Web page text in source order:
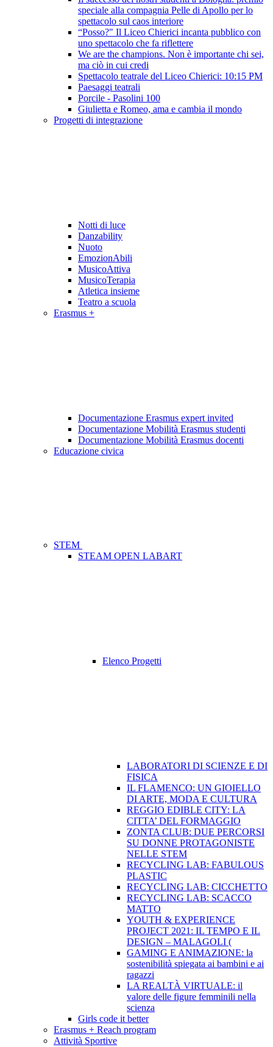
speciale alla compagnia Pelle di Apollo per lo
spettacolo sul caos interiore
“Posso?" Il Liceo Chierici incanta pubblico con
uno spettacolo che fa riflettere
We are the champions. Non è importante chi sei,
ma ciò in cui credi
Spettacolo teatrale del Liceo Chierici: 10:15 PM
Paesaggi teatrali
Porcile - Pasolini 100
Giulietta e Romeo, ama e cambia il mondo
Progetti di integrazione
Notti di luce
Danzability
Nuoto
EmozionAbili
MusicoAttiva
MusicoTerapia
Atletica insieme
Teatro a scuola
Erasmus +
Documentazione Erasmus expert invited
Documentazione Mobilità Erasmus studenti
Documentazione Mobilità Erasmus docenti
Educazione civica
STEM
STEAM OPEN LABART
Elenco Progetti
LABORATORI DI SCIENZE E DI
FISICA
IL FLAMENCO: UN GIOIELLO
DI ARTE, MODA E CULTURA
REGGIO EDIBLE CITY: LA
CITTA’ DEL FORMAGGIO
ZONTA CLUB: DUE PERCORSI
SU DONNE PROTAGONISTE
NELLE STEM
RECYCLING LAB: FABULOUS
PLASTIC
RECYCLING LAB: CICCHETTO
RECYCLING LAB: SCACCO
MATTO
YOUTH & EXPERIENCE
PROJECT 2021: IL TEMPO E IL
DESIGN – MALAGOLI (
GAMING E ANIMAZIONE: la
sostenibilità spiegata ai bambini e ai
ragazzi
LA REALTÀ VIRTUALE: il
valore delle figure femminili nella
scienza
Girls code it better
Erasmus + Reach program
Attività Sportive